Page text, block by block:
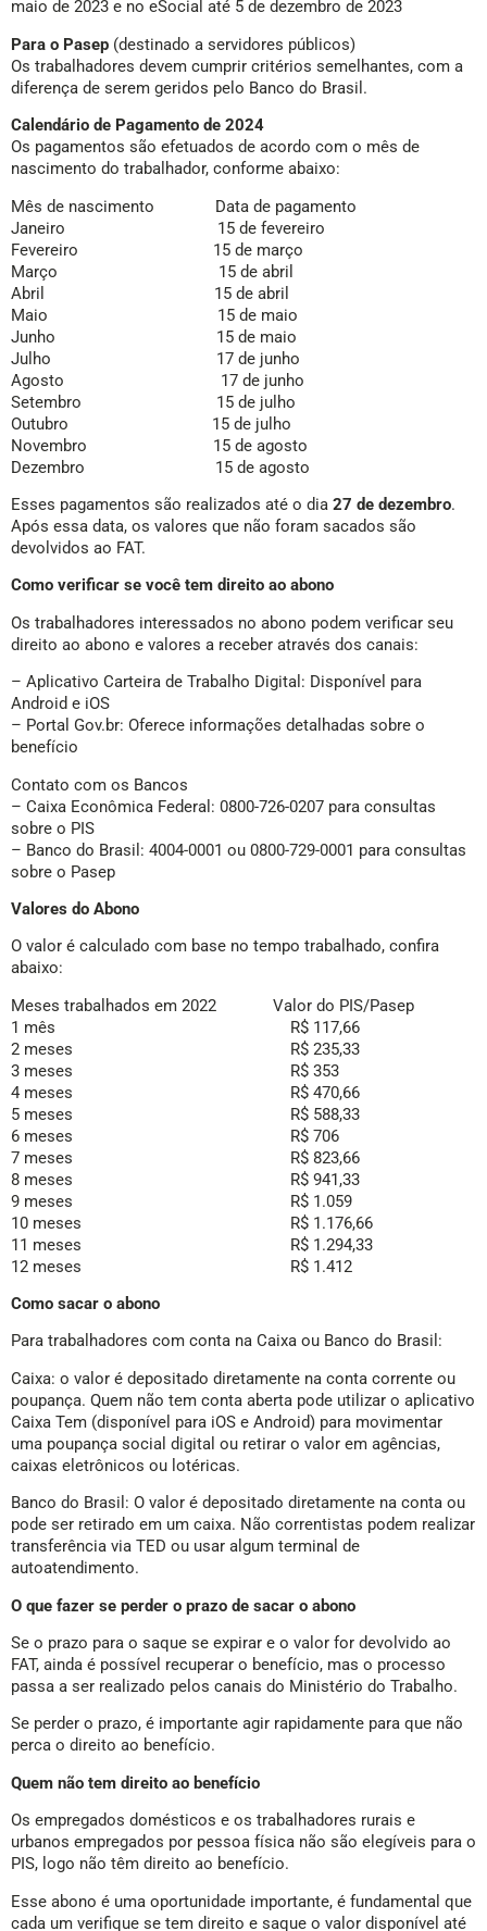
maio de 2023 e no eSocial até 5 de dezembro de 2023
Para o Pasep (destinado a servidores públicos)
Os trabalhadores devem cumprir critérios semelhantes, com a
diferença de serem geridos pelo Banco do Brasil.
Calendário de Pagamento de 2024
Os pagamentos são efetuados de acordo com o mês de
nascimento do trabalhador, conforme abaixo:
Mês de nascimento Data de pagamento
Janeiro 15 de fevereiro
Fevereiro 15 de março
Março 15 de abril
Abril 15 de abril
Maio 15 de maio
Junho 15 de maio
Julho 17 de junho
Agosto 17 de junho
Setembro 15 de julho
Outubro 15 de julho
Novembro 15 de agosto
Dezembro 15 de agosto
Esses pagamentos são realizados até o dia 27 de dezembro.
Após essa data, os valores que não foram sacados são
devolvidos ao FAT.
Como verificar se você tem direito ao abono
Os trabalhadores interessados no abono podem verificar seu
direito ao abono e valores a receber através dos canais:
– Aplicativo Carteira de Trabalho Digital: Disponível para
Android e iOS
– Portal Gov.br: Oferece informações detalhadas sobre o
benefício
Contato com os Bancos
– Caixa Econômica Federal: 0800-726-0207 para consultas
sobre o PIS
– Banco do Brasil: 4004-0001 ou 0800-729-0001 para consultas
sobre o Pasep
Valores do Abono
O valor é calculado com base no tempo trabalhado, confira
abaixo:
Meses trabalhados em 2022 Valor do PIS/Pasep
1 mês R$ 117,66
2 meses R$ 235,33
3 meses R$ 353
4 meses R$ 470,66
5 meses R$ 588,33
6 meses R$ 706
7 meses R$ 823,66
8 meses R$ 941,33
9 meses R$ 1.059
10 meses R$ 1.176,66
11 meses R$ 1.294,33
12 meses R$ 1.412
Como sacar o abono
Para trabalhadores com conta na Caixa ou Banco do Brasil:
Caixa: o valor é depositado diretamente na conta corrente ou
poupança. Quem não tem conta aberta pode utilizar o aplicativo
Caixa Tem (disponível para iOS e Android) para movimentar
uma poupança social digital ou retirar o valor em agências,
caixas eletrônicos ou lotéricas.
Banco do Brasil: O valor é depositado diretamente na conta ou
pode ser retirado em um caixa. Não correntistas podem realizar
transferência via TED ou usar algum terminal de
autoatendimento.
O que fazer se perder o prazo de sacar o abono
Se o prazo para o saque se expirar e o valor for devolvido ao
FAT, ainda é possível recuperar o benefício, mas o processo
passa a ser realizado pelos canais do Ministério do Trabalho.
Se perder o prazo, é importante agir rapidamente para que não
perca o direito ao benefício.
Quem não tem direito ao benefício
Os empregados domésticos e os trabalhadores rurais e
urbanos empregados por pessoa física não são elegíveis para o
PIS, logo não têm direito ao benefício.
Esse abono é uma oportunidade importante, é fundamental que
cada um verifique se tem direito e saque o valor disponível até